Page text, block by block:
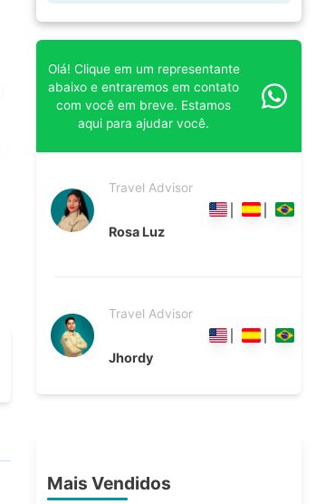
Olá! Clique em um representante
abaixo e entraremos em contato
com você em breve. Estamos
aqui para ajudar você.
Travel Advisor
Rosa Luz
Travel Advisor
Jhordy
Mais Vendidos